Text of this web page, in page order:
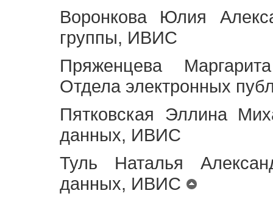
Воронкова Юлия
группы, ИВИС
Пряженцева
Отдела электронных
Пятковская Эллина
данных, ИВИС
Туль Наталья
данных, ИВИС